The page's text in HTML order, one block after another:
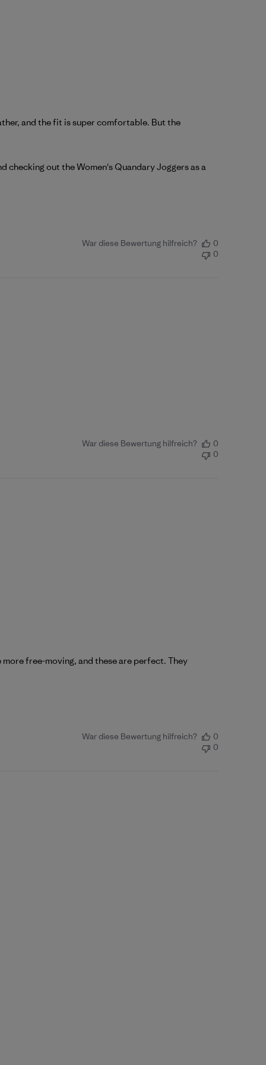
and the fit is super comfortable. But the
checking out the Women's Quandary Joggers as a
War diese Bewertung hilfreich?
0
0
War diese Bewertung hilfreich?
0
0
free-moving, and these are perfect. They
War diese Bewertung hilfreich?
0
0